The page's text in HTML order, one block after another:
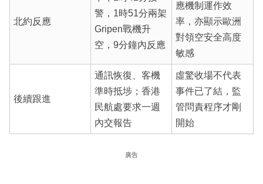
北約反應
警，1時51分兩架
Gripen戰機升
空，9分鐘內反應
應機制運作效
率，亦顯示歐洲
對領空安全高度
敏感
後續跟進
通訊恢復、客機
準時抵埗；香港
民航處要求一週
內交報告
虛驚收場不代表
事件已了結，監
管問責程序才剛
開始
廣告